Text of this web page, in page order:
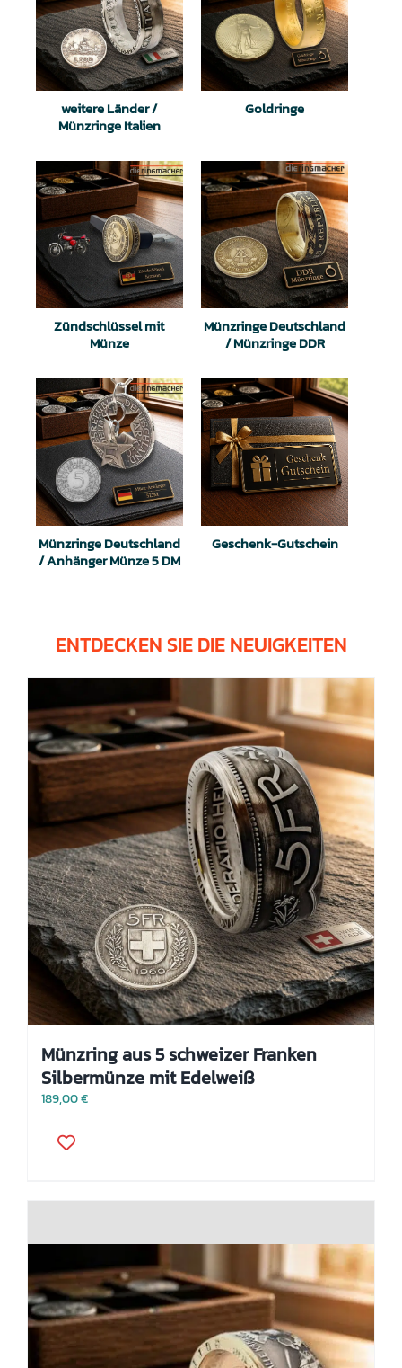
weitere Länder /
Münzringe Italien
Goldringe
Zündschlüssel mit
Münze
Münzringe Deutschland
/ Münzringe DDR
Münzringe Deutschland
/ Anhänger Münze 5 DM
Geschenk-Gutschein
ENTDECKEN SIE DIE NEUIGKEITEN
Münzring aus 5 schweizer Franken
Silbermünze mit Edelweiß
189,00€
Produkt
Optionen
auf
der
Produktseite
gewählt